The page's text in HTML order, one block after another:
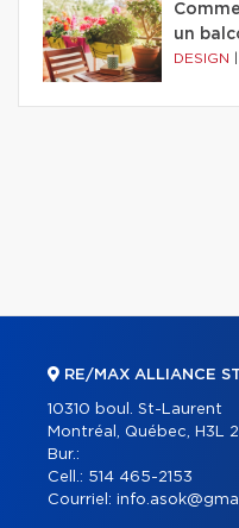
un
DESIGN
RE/MAX ALLIANCE
10310 boul. St-Laurent
Montréal, Québec, H3L
Bur.:
Cell.: 514 465-2153
Courriel: